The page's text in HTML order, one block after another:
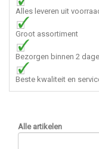
Alles leveren uit
Groot assortiment
Bezorgen binnen 2
Beste kwaliteit en
Alle artikelen